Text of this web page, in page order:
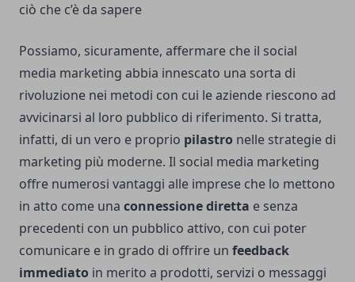
ciò che c’è da sapere
Possiamo, sicuramente, affermare che il social
media marketing abbia innescato una sorta di
rivoluzione nei metodi con cui le aziende riescono ad
avvicinarsi al loro pubblico di riferimento. Si tratta,
infatti, di un vero e proprio pilastro nelle strategie di
marketing più moderne. Il social media marketing
offre numerosi vantaggi alle imprese che lo mettono
in atto come una connessione diretta e senza
precedenti con un pubblico attivo, con cui poter
comunicare e in grado di offrire un feedback
immediato in merito a prodotti, servizi o messaggi